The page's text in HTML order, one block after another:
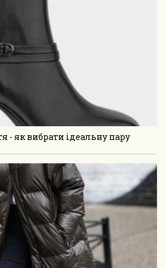
- як вибрати ідеальну пару